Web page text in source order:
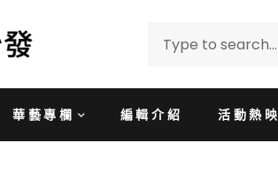
華藝專欄 編輯介紹 活動熱映